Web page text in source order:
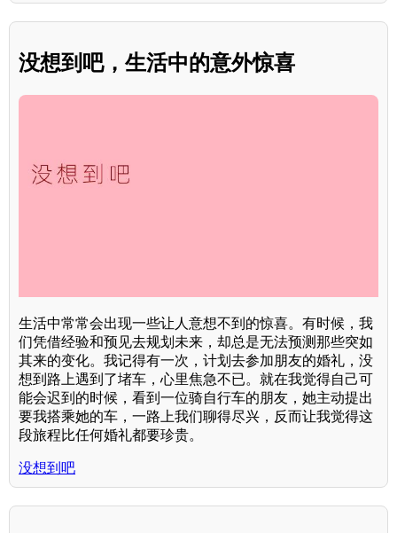
没想到吧，生活中的意外惊喜
生活中常常会出现一些让人意想不到的惊喜。有时候，我
们凭借经验和预见去规划未来，却总是无法预测那些突如
其来的变化。我记得有一次，计划去参加朋友的婚礼，没
想到路上遇到了堵车，心里焦急不已。就在我觉得自己可
能会迟到的时候，看到一位骑自行车的朋友，她主动提出
要我搭乘她的车，一路上我们聊得尽兴，反而让我觉得这
段旅程比任何婚礼都要珍贵。
没想到吧